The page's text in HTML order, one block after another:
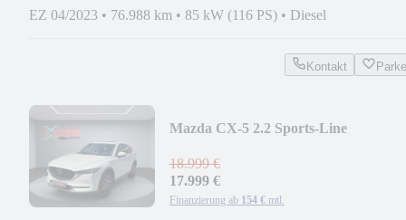
EZ 04/2023 • 76.988 km • 85 kW (116 PS) • Diesel
Kontakt
Mazda CX-5 2.2 Sports-Line
18.999 €
17.999 €
Finanzierung ab 154 € mtl.